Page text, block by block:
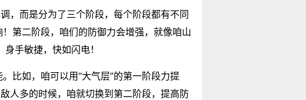
，而是分为了三个阶段，每个阶段都有不同
第二阶段，咱们的防御力会增强，就像咱山
手敏捷，快如闪电！
比如，咱可以用“大气层”的第一阶段力提
人多的时候，咱就切换到第二阶段，提高防